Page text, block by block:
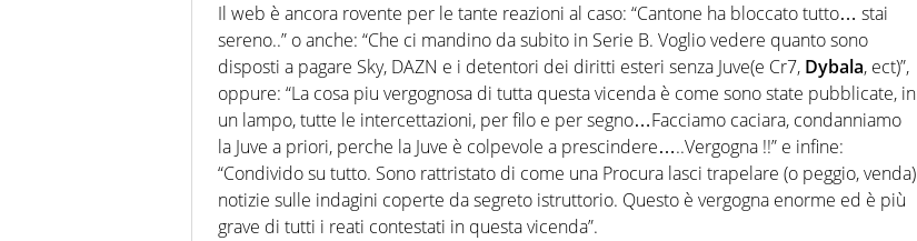
Il web è ancora rovente per le tante reazioni al caso: “Cantone ha bloccato tutto… stai
sereno..” o anche: “Che ci mandino da subito in Serie B. Voglio vedere quanto sono
disposti a pagare Sky, DAZN e i detentori dei diritti esteri senza Juve(e Cr7, Dybala, ect)”,
oppure: “La cosa piu vergognosa di tutta questa vicenda è come sono state pubblicate, in
un lampo, tutte le intercettazioni, per filo e per segno…Facciamo caciara, condanniamo
la Juve a priori, perche la Juve è colpevole a prescindere…..Vergogna !!” e infine:
“Condivido su tutto. Sono rattristato di come una Procura lasci trapelare (o peggio, venda)
notizie sulle indagini coperte da segreto istruttorio. Questo è vergogna enorme ed è più
grave di tutti i reati contestati in questa vicenda”.